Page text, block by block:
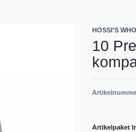
HOSSI'S
10
Artikelpaket